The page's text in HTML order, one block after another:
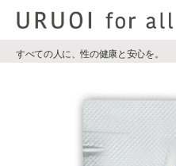
すべての人に、性の健康と安心を。